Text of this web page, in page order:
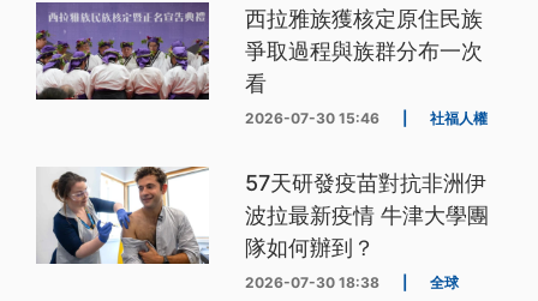
西拉雅族獲核定原住民族
爭取過程與族群分布一次
看
2026-07-30 15:46 社福人權
57天研發疫苗對抗非洲伊
波拉最新疫情 牛津大學團
隊如何辦到？
2026-07-30 18:38 全球